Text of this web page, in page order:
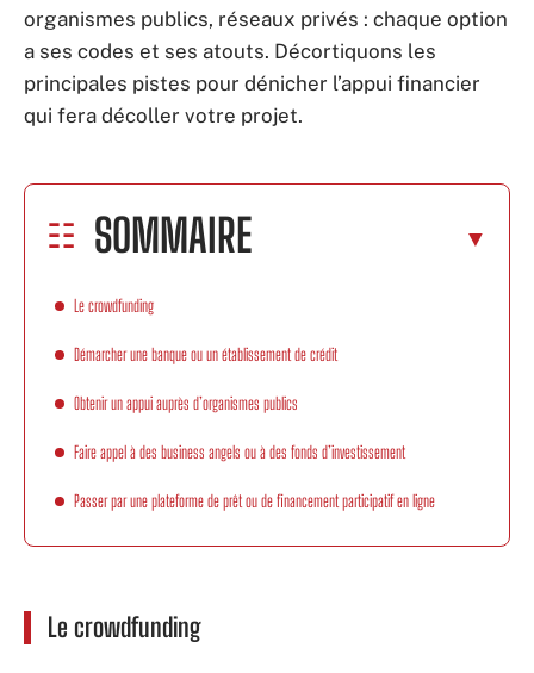
organismes publics, réseaux privés : chaque option
a ses codes et ses atouts. Décortiquons les
principales pistes pour dénicher l’appui financier
qui fera décoller votre projet.
SOMMAIRE
Le crowdfunding
Démarcher une banque ou un établissement de crédit
Obtenir un appui auprès d’organismes publics
Faire appel à des business angels ou à des fonds d’investissement
Passer par une plateforme de prêt ou de financement participatif en ligne
Le crowdfunding